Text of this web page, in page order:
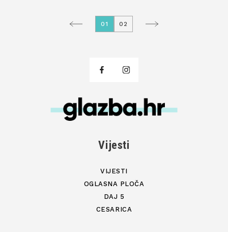
01 02
Vijesti
VIJESTI
OGLASNA PLOČA
DAJ 5
CESARICA